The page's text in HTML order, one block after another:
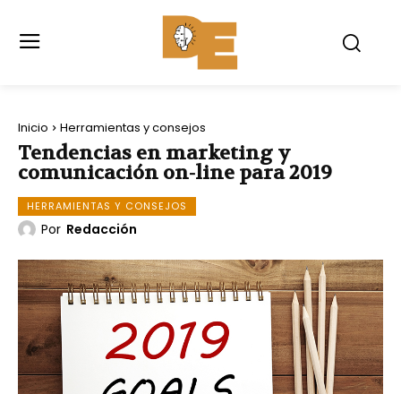
Inicio Herramientas y consejos
Tendencias en marketing y
comunicación on-line para 2019
HERRAMIENTAS Y CONSEJOS
Por Redacción